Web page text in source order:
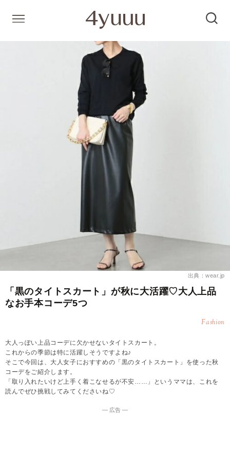
出典：wear.jp
「黒のタイトスカート」が秋に大活躍♡大人上品
なお手本コーデ5つ
Fashion
大人っぽい上品コーデに欠かせないタイトスカート。
これからの季節は特に活躍しそうですよね♪
そこで今回は、大人女子におすすめの「黒のタイトスカート」を使った秋
コーデをご紹介します。
「取り入れたいけど上手く着こなせるが不安……」というママは、これを
読んでぜひ挑戦してみてくださいね♡
― 広告 ―